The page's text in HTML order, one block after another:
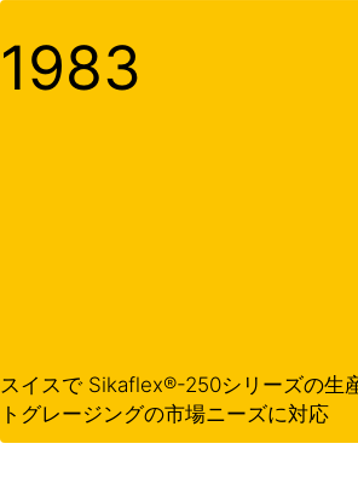
1983
スイスで Sikaflex®-250シリーズの生
トグレージングの市場ニーズに対応